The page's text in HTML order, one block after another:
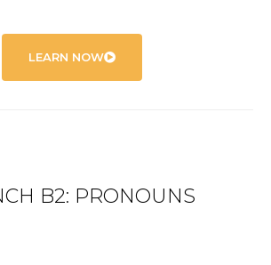
LEARN NOW
B2: PRONOUNS